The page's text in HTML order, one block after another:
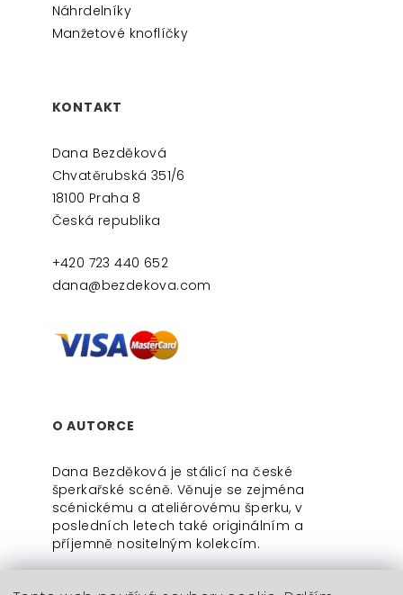
Náhrdelníky
Manžetové knoflíčky
KONTAKT
Dana Bezděková
Chvatěrubská 351/6
18100 Praha 8
Česká republika
+420 723 440 652
dana@bezdekova.com
O AUTORCE
Dana Bezděková je stálicí na české
šperkařské scéně. Věnuje se zejména
scénickému a ateliérovému šperku, v
posledních letech také originálním a
příjemně nositelným kolekcím.